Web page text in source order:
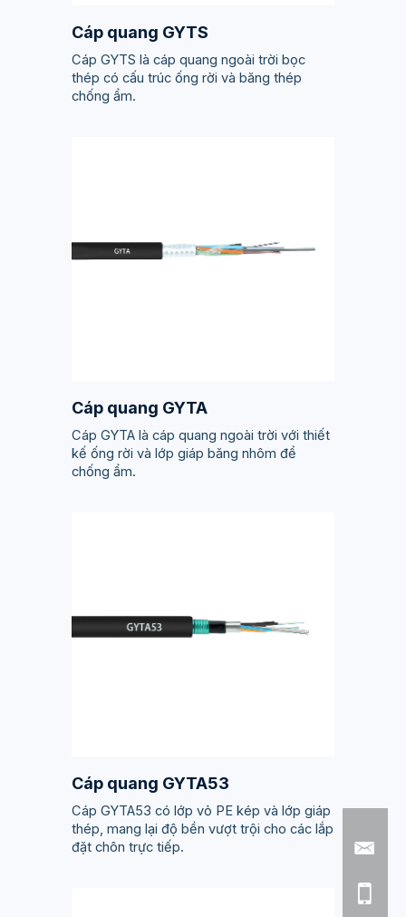
Cáp quang GYTS
Cáp GYTS là cáp quang ngoài trời bọc
thép có cấu trúc ống rời và băng thép
chống ẩm.
Cáp quang GYTA
Cáp GYTA là cáp quang ngoài trời với thiết
kế ống rời và lớp giáp băng nhôm để
chống ẩm.
Cáp quang GYTA53
Cáp GYTA53 có lớp vỏ PE kép và lớp giáp
thép, mang lại độ bền vượt trội cho các lắp
đặt chôn trực tiếp.